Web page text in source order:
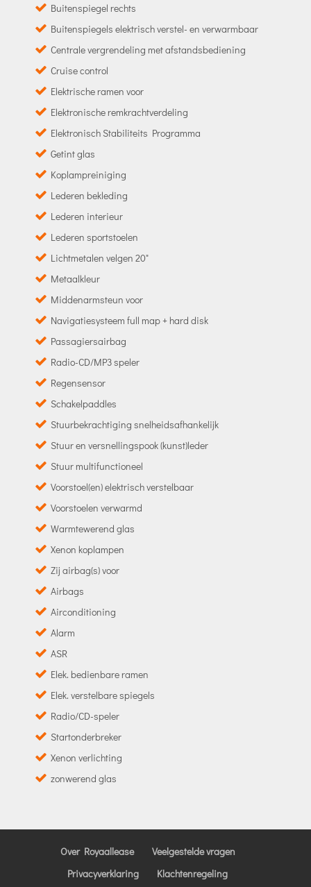
Buitenspiegel rechts
Buitenspiegels elektrisch verstel- en verwarmbaar
Centrale vergrendeling met afstandsbediening
Cruise control
Elektrische ramen voor
Elektronische remkrachtverdeling
Elektronisch Stabiliteits Programma
Getint glas
Koplampreiniging
Lederen bekleding
Lederen interieur
Lederen sportstoelen
Lichtmetalen velgen 20"
Metaalkleur
Middenarmsteun voor
Navigatiesysteem full map + hard disk
Passagiersairbag
Radio-CD/MP3 speler
Regensensor
Schakelpaddles
Stuurbekrachtiging snelheidsafhankelijk
Stuur en versnellingspook (kunst)leder
Stuur multifunctioneel
Voorstoel(en) elektrisch verstelbaar
Voorstoelen verwarmd
Warmtewerend glas
Xenon koplampen
Zij airbag(s) voor
Airbags
Airconditioning
Alarm
ASR
Elek. bedienbare ramen
Elek. verstelbare spiegels
Radio/CD-speler
Startonderbreker
Xenon verlichting
zonwerend glas
Over Royaallease
Veelgestelde vragen
Privacyverklaring
Klachtenregeling